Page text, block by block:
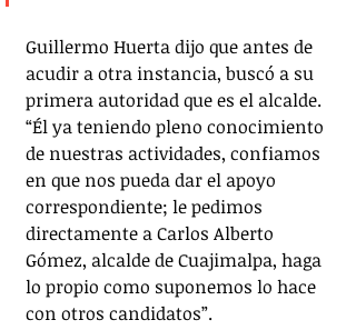
Guillermo Huerta dijo que antes de
acudir a otra instancia, buscó a su
primera autoridad que es el alcalde.
“Él ya teniendo pleno conocimiento
de nuestras actividades, confiamos
en que nos pueda dar el apoyo
correspondiente; le pedimos
directamente a Carlos Alberto
Gómez, alcalde de Cuajimalpa, haga
lo propio como suponemos lo hace
con otros candidatos”.